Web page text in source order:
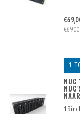
€69,00
1
NUC